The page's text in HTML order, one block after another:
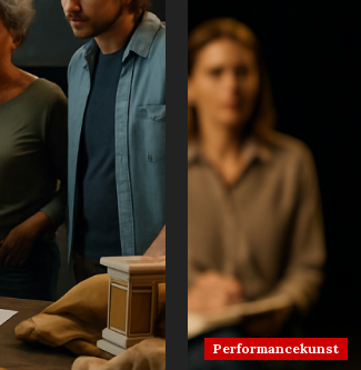
Performancekunst